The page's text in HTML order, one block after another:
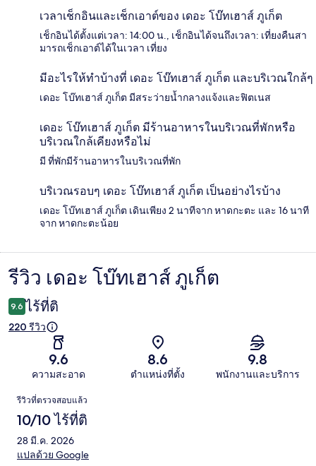
เวลาเช็กอินและเช็กเอาต์ของ เดอะ โบ๊ทเฮาส์ ภูเก็ต
เช็กอินได้ตั้งแต่เวลา: 14:00 น., เช็กอินได้จนถึงเวลา: เที่ยงคืนสา
มารถเช็กเอาต์ได้ในเวลา เที่ยง
มีอะไรให้ทำบ้างที่ เดอะ โบ๊ทเฮาส์ ภูเก็ต และบริเวณใกล้ๆ
เดอะ โบ๊ทเฮาส์ ภูเก็ต มีสระว่ายน้ำกลางแจ้งและฟิตเนส
เดอะ โบ๊ทเฮาส์ ภูเก็ต มีร้านอาหารในบริเวณที่พักหรือ
บริเวณใกล้เคียงหรือไม่
มี ที่พักมีร้านอาหารในบริเวณที่พัก
บริเวณรอบๆ เดอะ โบ๊ทเฮาส์ ภูเก็ต เป็นอย่างไรบ้าง
เดอะ โบ๊ทเฮาส์ ภูเก็ต เดินเพียง 2 นาทีจาก หาดกะตะ และ 16 นาที
จาก หาดกะตะน้อย
รีวิว
รีวิว เดอะ โบ๊ทเฮาส์ ภูเก็ต
9.6 ไร้ที่ติ
220 รีวิว
9.6
ความสะอาด
8.6
ตำแหน่งที่ตั้ง
9.8
พนักงานและบริการ
รีวิว
รีวิวที่ตรวจสอบแล้ว
10/10 ไร้ที่ติ
28 มี.ค. 2026
แปลด้วย Google